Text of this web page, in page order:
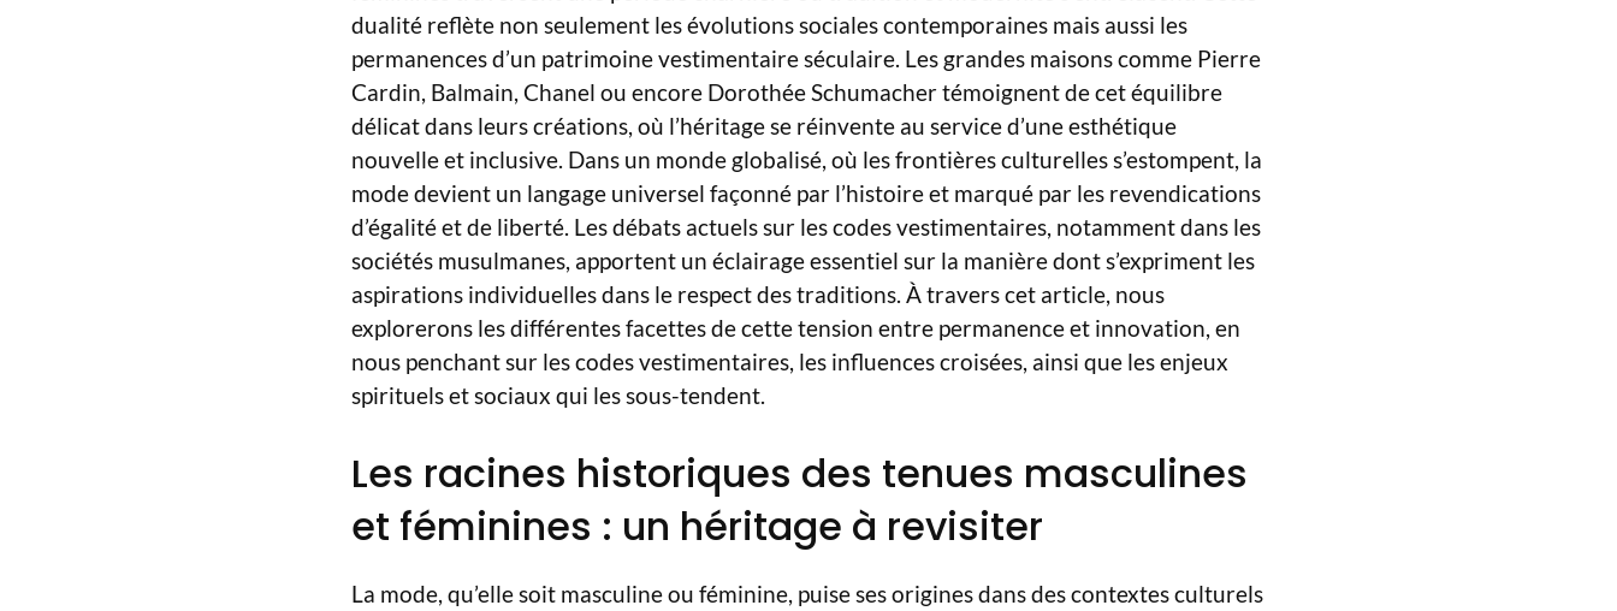
dualité reflète non seulement les évolutions sociales contemporaines mais aussi les
permanences d’un patrimoine vestimentaire séculaire. Les grandes maisons comme Pierre
Cardin, Balmain, Chanel ou encore Dorothée Schumacher témoignent de cet équilibre
délicat dans leurs créations, où l’héritage se réinvente au service d’une esthétique
nouvelle et inclusive. Dans un monde globalisé, où les frontières culturelles s’estompent, la
mode devient un langage universel façonné par l’histoire et marqué par les revendications
d’égalité et de liberté. Les débats actuels sur les codes vestimentaires, notamment dans les
sociétés musulmanes, apportent un éclairage essentiel sur la manière dont s’expriment les
aspirations individuelles dans le respect des traditions. À travers cet article, nous
explorerons les différentes facettes de cette tension entre permanence et innovation, en
nous penchant sur les codes vestimentaires, les influences croisées, ainsi que les enjeux
spirituels et sociaux qui les sous-tendent.
Les racines historiques des tenues masculines
et féminines : un héritage à revisiter
La mode, qu’elle soit masculine ou féminine, puise ses origines dans des contextes culturels